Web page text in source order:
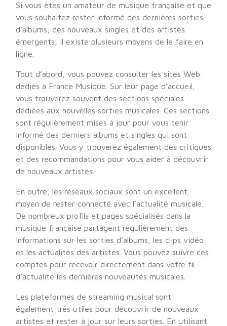
Si vous êtes un amateur de musique française et que
vous souhaitez rester informé des dernières sorties
d’albums, des nouveaux singles et des artistes
émergents, il existe plusieurs moyens de le faire en
ligne.
Tout d’abord, vous pouvez consulter les sites Web
dédiés à France Musique. Sur leur page d’accueil,
vous trouverez souvent des sections spéciales
dédiées aux nouvelles sorties musicales. Ces sections
sont régulièrement mises à jour pour vous tenir
informé des derniers albums et singles qui sont
disponibles. Vous y trouverez également des critiques
et des recommandations pour vous aider à découvrir
de nouveaux artistes.
En outre, les réseaux sociaux sont un excellent
moyen de rester connecté avec l’actualité musicale.
De nombreux profils et pages spécialisés dans la
musique française partagent régulièrement des
informations sur les sorties d’albums, les clips vidéo
et les actualités des artistes. Vous pouvez suivre ces
comptes pour recevoir directement dans votre fil
d’actualité les dernières nouveautés musicales.
Les plateformes de streaming musical sont
également très utiles pour découvrir de nouveaux
artistes et rester à jour sur leurs sorties. En utilisant